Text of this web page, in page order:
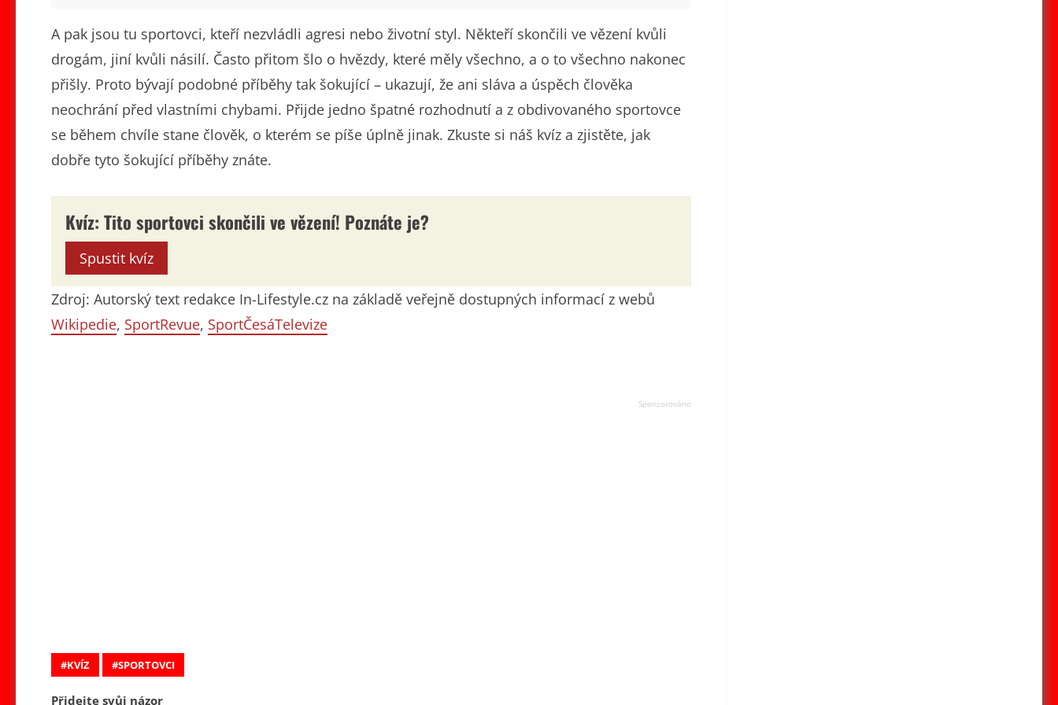
A pak jsou tu sportovci, kteří nezvládli agresi nebo životní styl. Někteří skončili ve vězení kvůli
drogám, jiní kvůli násilí. Často přitom šlo o hvězdy, které měly všechno, a o to všechno nakonec
přišly. Proto bývají podobné příběhy tak šokující – ukazují, že ani sláva a úspěch člověka
neochrání před vlastními chybami. Přijde jedno špatné rozhodnutí a z obdivovaného sportovce
se během chvíle stane člověk, o kterém se píše úplně jinak. Zkuste si náš kvíz a zjistěte, jak
dobře tyto šokující příběhy znáte.
Kvíz: Tito sportovci skončili ve vězení! Poznáte je?
Spustit kvíz
Zdroj: Autorský text redakce In-Lifestyle.cz na základě veřejně dostupných informací z webů
Wikipedie, SportRevue, SportČesáTelevize
KVÍZ SPORTOVCI
Přidejte svůj názor